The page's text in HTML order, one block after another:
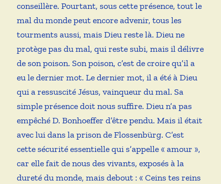
conseillère. Pourtant, sous cette présence, tout le
mal du monde peut encore advenir, tous les
tourments aussi, mais Dieu reste là. Dieu ne
protège pas du mal, qui reste subi, mais il délivre
de son poison. Son poison, c’est de croire qu’il a
eu le dernier mot. Le dernier mot, il a été à Dieu
qui a ressuscité Jésus, vainqueur du mal. Sa
simple présence doit nous suffire. Dieu n’a pas
empêché D. Bonhoeffer d’être pendu. Mais il était
avec lui dans la prison de Flossenbürg. C’est
cette sécurité essentielle qui s’appelle « amour »,
car elle fait de nous des vivants, exposés à la
dureté du monde, mais debout : « Ceins tes reins